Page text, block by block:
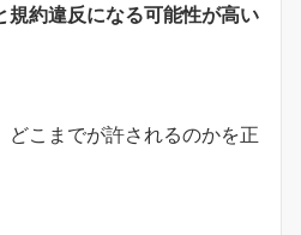
規約違反になる可能性が高い
どこまでが許されるのかを正